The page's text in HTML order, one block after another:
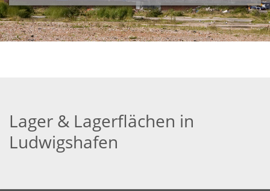
Lager & Lagerflächen in
Ludwigshafen